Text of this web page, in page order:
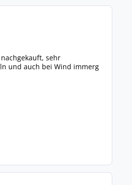
sehr
und auch bei Wind immerg